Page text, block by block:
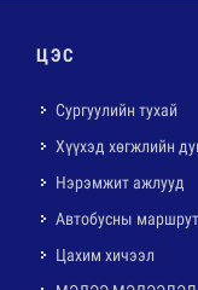
ЦЭС
Сургуулийн тухай
Хүүхэд хөгжлийн
Нэрэмжит ажлууд
Автобусны маршрут
Цахим хичээл